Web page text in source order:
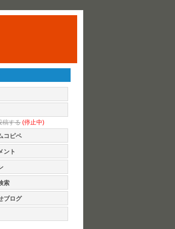
稿する (停止中)
コピペ
ント
索
ブログ